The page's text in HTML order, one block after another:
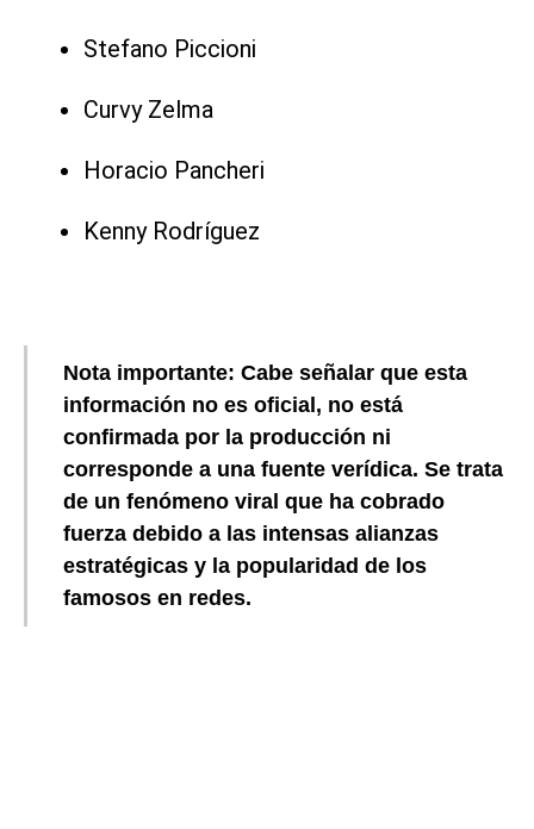
Stefano Piccioni
Curvy Zelma
Horacio Pancheri
Kenny Rodríguez
Nota importante: Cabe señalar que esta
información no es oficial, no está
confirmada por la producción ni
corresponde a una fuente verídica. Se trata
de un fenómeno viral que ha cobrado
fuerza debido a las intensas alianzas
estratégicas y la popularidad de los
famosos en redes.